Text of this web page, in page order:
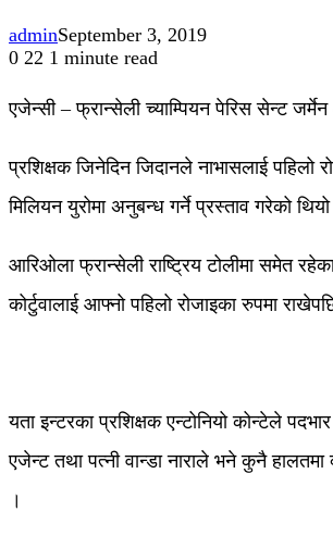
adminSeptember 3, 2019
0 22 1 minute read
एजेन्सी – फ्रान्सेली च्याम्पियन पेरिस सेन्ट
प्रशिक्षक जिनेदिन जिदानले नाभासलाई पहिलो
मिलियन युरोमा अनुबन्ध गर्ने प्रस्ताव गरेको
आरिओला फ्रान्सेली राष्ट्रिय टोलीमा समेत
कोर्टुवालाई आफ्नो पहिलो रोजाइका रुपमा
यता इन्टरका प्रशिक्षक एन्टोनियो कोन्टेले
एजेन्ट तथा पत्नी वान्डा नाराले भने कुनै
।